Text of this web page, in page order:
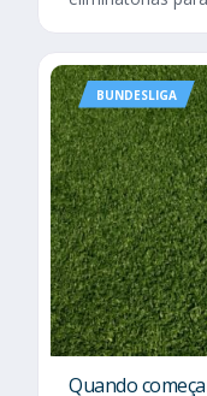
BUNDESLIGA
Quando